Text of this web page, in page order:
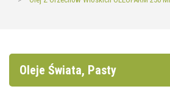
Oleje Świata, Pasty